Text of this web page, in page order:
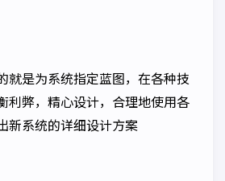
就是为系统指定蓝图，在各种技
利弊，精心设计，合理地使用各
新系统的详细设计方案